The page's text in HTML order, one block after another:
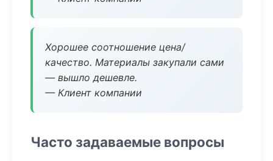
Хорошее соотношение цена/
качество. Материалы закупали сами
— вышло дешевле.
— Клиент компании
Часто задаваемые вопросы